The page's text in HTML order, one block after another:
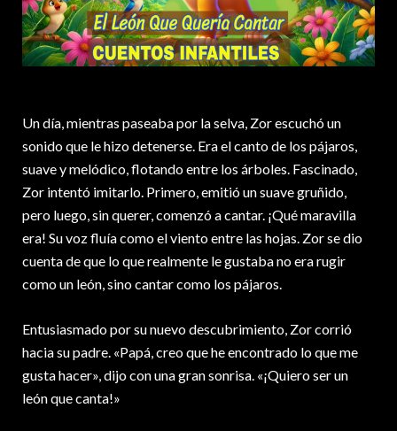
Un día, mientras paseaba por la selva, Zor escuchó un
sonido que le hizo detenerse. Era el canto de los pájaros,
suave y melódico, flotando entre los árboles. Fascinado,
Zor intentó imitarlo. Primero, emitió un suave gruñido,
pero luego, sin querer, comenzó a cantar. ¡Qué maravilla
era! Su voz fluía como el viento entre las hojas. Zor se dio
cuenta de que lo que realmente le gustaba no era rugir
como un león, sino cantar como los pájaros.
Entusiasmado por su nuevo descubrimiento, Zor corrió
hacia su padre. «Papá, creo que he encontrado lo que me
gusta hacer», dijo con una gran sonrisa. «¡Quiero ser un
león que canta!»